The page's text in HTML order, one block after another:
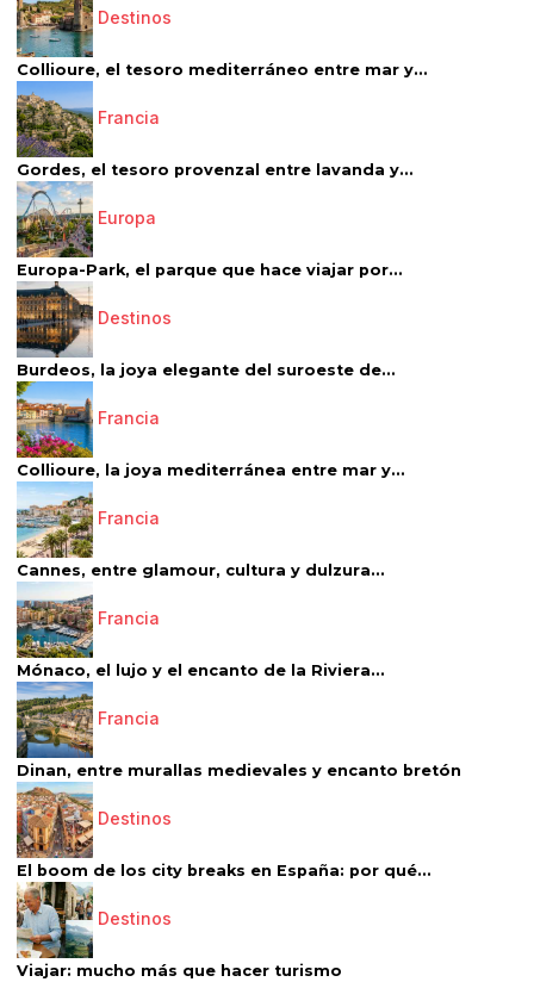
Destinos
Collioure, el tesoro mediterráneo entre mar y...
Francia
Gordes, el tesoro provenzal entre lavanda y...
Europa
Europa-Park, el parque que hace viajar por...
Destinos
Burdeos, la joya elegante del suroeste de...
Francia
Collioure, la joya mediterránea entre mar y...
Francia
Cannes, entre glamour, cultura y dulzura...
Francia
Mónaco, el lujo y el encanto de la Riviera...
Francia
Dinan, entre murallas medievales y encanto bretón
Destinos
El boom de los city breaks en España: por qué...
Destinos
Viajar: mucho más que hacer turismo